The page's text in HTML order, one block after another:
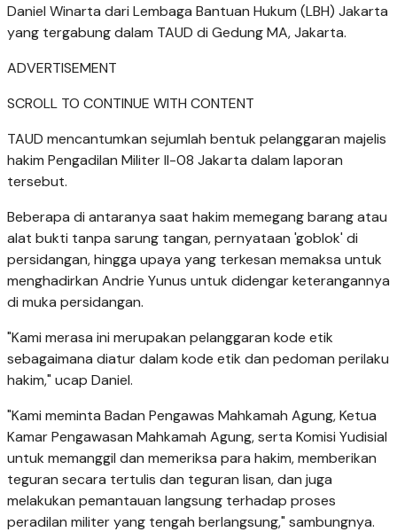
Daniel Winarta dari Lembaga Bantuan Hukum (LBH) Jakarta
yang tergabung dalam TAUD di Gedung MA, Jakarta.
ADVERTISEMENT
SCROLL TO CONTINUE WITH CONTENT
TAUD mencantumkan sejumlah bentuk pelanggaran majelis
hakim Pengadilan Militer II-08 Jakarta dalam laporan
tersebut.
Beberapa di antaranya saat hakim memegang barang atau
alat bukti tanpa sarung tangan, pernyataan 'goblok' di
persidangan, hingga upaya yang terkesan memaksa untuk
menghadirkan Andrie Yunus untuk didengar keterangannya
di muka persidangan.
"Kami merasa ini merupakan pelanggaran kode etik
sebagaimana diatur dalam kode etik dan pedoman perilaku
hakim," ucap Daniel.
"Kami meminta Badan Pengawas Mahkamah Agung, Ketua
Kamar Pengawasan Mahkamah Agung, serta Komisi Yudisial
untuk memanggil dan memeriksa para hakim, memberikan
teguran secara tertulis dan teguran lisan, dan juga
melakukan pemantauan langsung terhadap proses
peradilan militer yang tengah berlangsung," sambungnya.